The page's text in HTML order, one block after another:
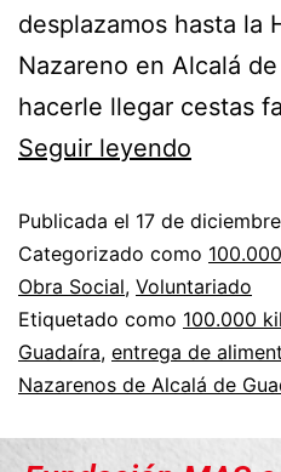
desplazamos hasta la
Nazareno en Alcalá
hacerle llegar cestas
Seguir leyendo
Publicada el 17 de
Categorizado como
Obra Social, Voluntariado
Etiquetado como 100.000
Guadaíra, entrega de
Nazarenos de Alcalá de